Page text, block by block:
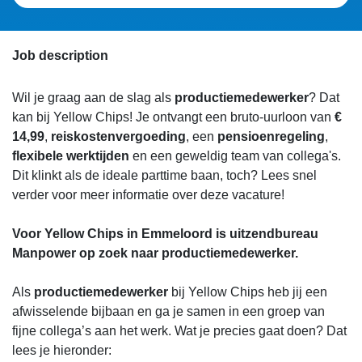
Job description
Wil je graag aan de slag als productiemedewerker? Dat
kan bij Yellow Chips! Je ontvangt een bruto-uurloon van €
14,99, reiskostenvergoeding, een pensioenregeling,
flexibele werktijden en een geweldig team van collega's.
Dit klinkt als de ideale parttime baan, toch? Lees snel
verder voor meer informatie over deze vacature!
Voor Yellow Chips in Emmeloord is uitzendbureau
Manpower op zoek naar productiemedewerker.
Als productiemedewerker bij Yellow Chips heb jij een
afwisselende bijbaan en ga je samen in een groep van
fijne collega’s aan het werk. Wat je precies gaat doen? Dat
lees je hieronder: